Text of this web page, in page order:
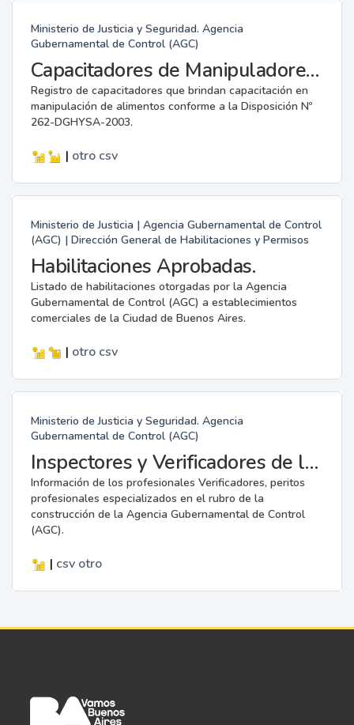
Ministerio de Justicia y Seguridad. Agencia
Gubernamental de Control (AGC)
Capacitadores de Manipuladores de Alimentos.
Registro de capacitadores que brindan capacitación en
manipulación de alimentos conforme a la Disposición Nº
262-DGHYSA-2003.
| otro csv
Ministerio de Justicia | Agencia Gubernamental de Control
(AGC) | Dirección General de Habilitaciones y Permisos
Habilitaciones Aprobadas.
Listado de habilitaciones otorgadas por la Agencia
Gubernamental de Control (AGC) a establecimientos
comerciales de la Ciudad de Buenos Aires.
| otro csv
Ministerio de Justicia y Seguridad. Agencia
Gubernamental de Control (AGC)
Inspectores y Verificadores de la AGC
Información de los profesionales Verificadores, peritos
profesionales especializados en el rubro de la
construcción de la Agencia Gubernamental de Control
(AGC).
| csv otro